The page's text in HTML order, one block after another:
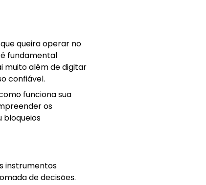
queira operar no
fundamental
muito além de digitar
confiável.
funciona sua
os
bloqueios
instrumentos
de decisões.